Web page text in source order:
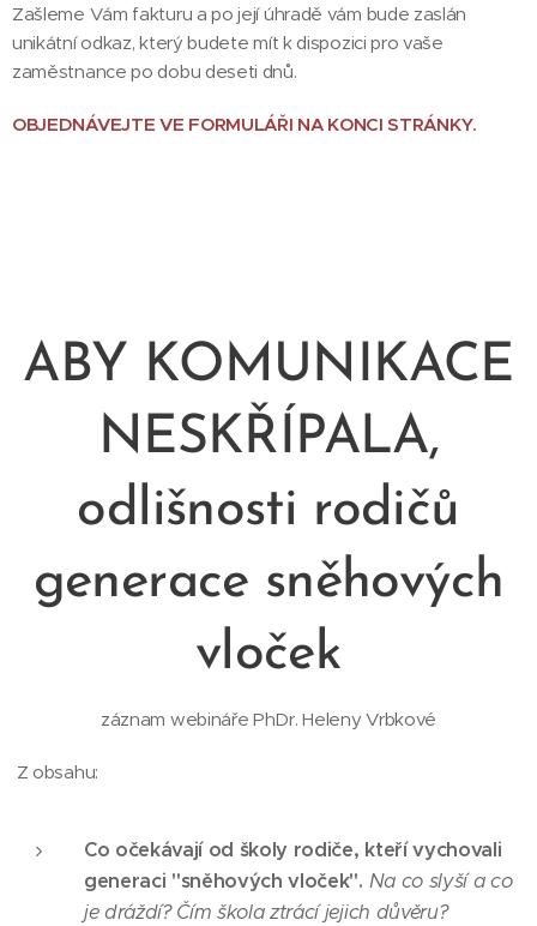
Zašleme Vám fakturu a po její úhradě vám bude zaslán
unikátní odkaz, který budete mít k dispozici pro vaše
zaměstnance po dobu deseti dnů.
OBJEDNÁVEJTE VE FORMULÁŘI NA KONCI STRÁNKY.
ABY KOMUNIKACE
NESKŘÍPALA,
odlišnosti rodičů
generace sněhových
vloček
záznam webináře PhDr. Heleny Vrbkové
Z obsahu:
Co očekávají od školy rodiče, kteří vychovali
generaci "sněhových vloček". Na co slyší a co
je dráždí? Čím škola ztrácí jejich důvěru?